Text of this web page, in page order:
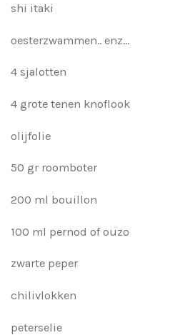
shi itaki
oesterzwammen.. enz...
4 sjalotten
4 grote tenen knoflook
olijfolie
50 gr roomboter
200 ml bouillon
100 ml pernod of ouzo
zwarte peper
chilivlokken
peterselie